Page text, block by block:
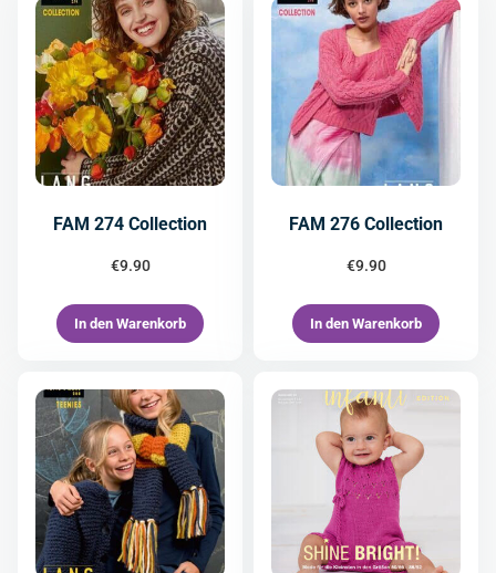
FAM 274 Collection
€9.90
In den Warenkorb
FAM 276 Collection
€9.90
In den Warenkorb